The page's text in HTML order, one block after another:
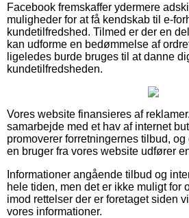
Facebook fremskaffer ydermere
muligheder for at få kendskab til e-
kundetilfredshed. Tilmed er der en
kan udforme en bedømmelse af
ligeledes burde bruges til at danne
kundetilfredsheden.
Vores website finansieres af
samarbejde med et hav af internet
promoverer forretningernes tilbud,
en bruger fra vores website udfører
Informationer angående tilbud og
hele tiden, men det er ikke muligt for
imod rettelser der er foretaget siden
vores informationer.